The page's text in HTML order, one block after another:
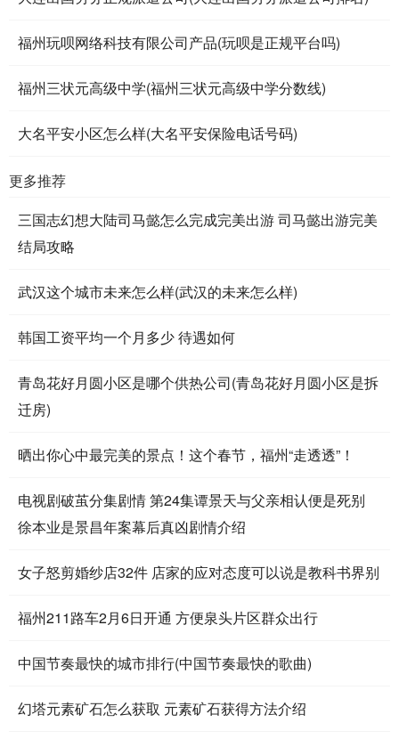
福州玩呗网络科技有限公司产品(玩呗是正规平台吗)
福州三状元高级中学(福州三状元高级中学分数线)
大名平安小区怎么样(大名平安保险电话号码)
更多推荐
三国志幻想大陆司马懿怎么完成完美出游 司马懿出游完美
结局攻略
武汉这个城市未来怎么样(武汉的未来怎么样)
韩国工资平均一个月多少 待遇如何
青岛花好月圆小区是哪个供热公司(青岛花好月圆小区是拆
迁房)
晒出你心中最完美的景点！这个春节，福州“走透透”！
电视剧破茧分集剧情 第24集谭景天与父亲相认便是死别
徐本业是景昌年案幕后真凶剧情介绍
女子怒剪婚纱店32件 店家的应对态度可以说是教科书界别
福州211路车2月6日开通 方便泉头片区群众出行
中国节奏最快的城市排行(中国节奏最快的歌曲)
幻塔元素矿石怎么获取 元素矿石获得方法介绍